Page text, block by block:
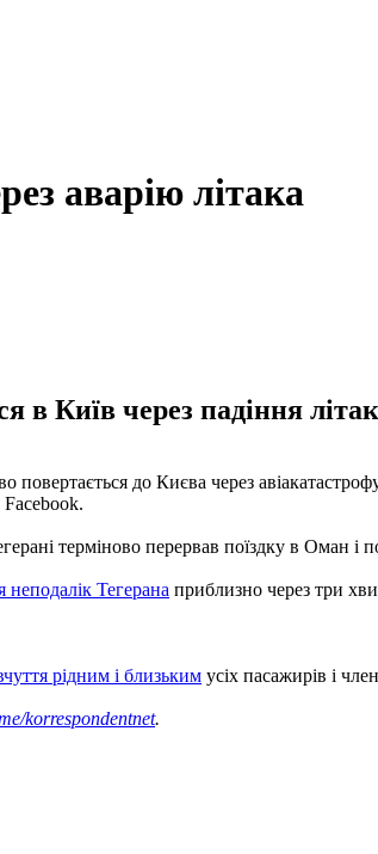
аварію літака
в Київ через падіння
до Києва через
терміново перервав поїздку в Оман і
неподалік Тегерана приблизно через три
рідним і близьким усіх пасажирів і
korrespondentnet.